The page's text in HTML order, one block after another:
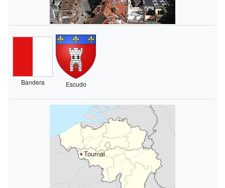
Bandera Escudo
Tournai